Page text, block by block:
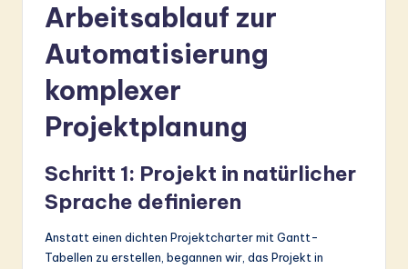
Arbeitsablauf zur
Automatisierung
komplexer
Projektplanung
Schritt 1: Projekt in natürlicher
Sprache definieren
Anstatt einen dichten Projektcharter mit Gantt-
Tabellen zu erstellen, begannen wir, das Projekt in